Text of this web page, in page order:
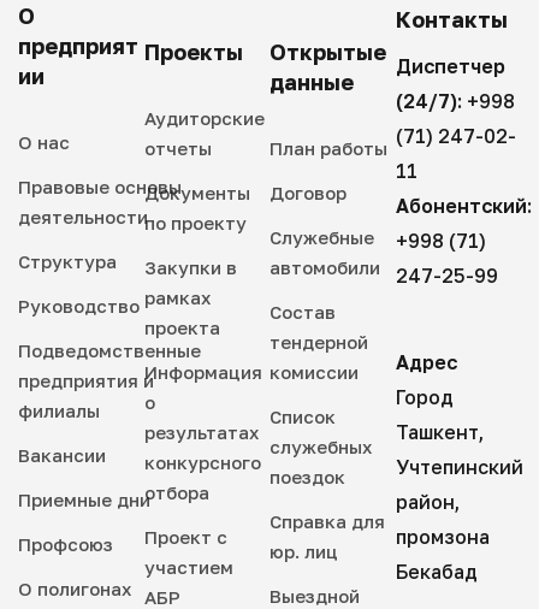
О
предприят
ии
О нас
Правовые основы
деятельности
Структура
Руководство
Подведомственные
предприятия и
филиалы
Вакансии
Приемные дни
Профсоюз
О полигонах
Проекты
Аудиторские
отчеты
Документы
по проекту
Закупки в
рамках
проекта
Информация
о
результатах
конкурсного
отбора
Проект с
участием
АБР
Открытые
данные
План работы
Договор
Служебные
автомобили
Состав
тендерной
комиссии
Список
служебных
поездок
Справка для
юр. лиц
Выездной
Контакты
Диспетчер
(24/7): +998
(71) 247-02-
11
Абонентский:
+998 (71)
247-25-99
Адрес
Город
Ташкент,
Учтепинский
район,
промзона
Бекабад